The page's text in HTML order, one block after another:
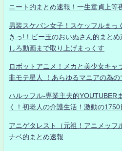
ニート的まとめ速報！一生童貞上等
男装スケバン女子！スケッフルまっ
きっ!！ビー玉のおいぬさん的まと
しろ動画まで取り上げまっくす
ロボットアニメ！メカと美少女キャ
非モテ星人 ！あらゆるマニアの為の
ハルッフル-専業主夫的YOUTUBER
く！初老人の介護生活！激動の1750
アニゲタレスト（元祖！アニメッ
ナベ的まとめ速報